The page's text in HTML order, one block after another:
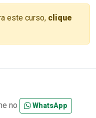
este curso, clique
no WhatsApp